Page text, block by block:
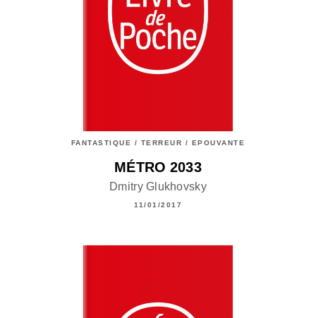
FANTASTIQUE / TERREUR / EPOUVANTE
MÉTRO 2033
Dmitry Glukhovsky
11/01/2017